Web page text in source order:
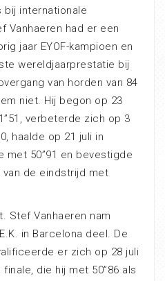
bij internationale
Vanhaeren had er een
jaar EYOF-kampioen en
wereldjaarprestatie bij
van horden van 84
niet. Hij begon op 23
verbeterde zich op 3
haalde op 21 juli in
met 50”91 en bevestigde
van de eindstrijd met
Stef Vanhaeren nam
in Barcelona deel. De
er zich op 28 juli
die hij met 50”86 als